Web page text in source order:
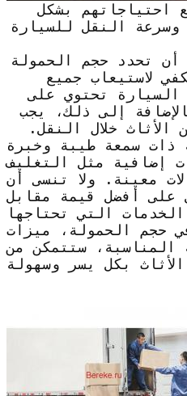
احتياجاتهم بشكل
النقل للسيارة
أن تحدد حجم الحمولة
لاستيعاب جميع
السيارة تحتوي على
إلى ذلك، يجب
خلال النقل.
ذات سمعة طيبة وخبرة
إضافية مثل التغليف
معينة. ولا تنسى أن
على أفضل قيمة مقابل
حجم الحمولة، ميزات
المناسبة، ستتمكن من